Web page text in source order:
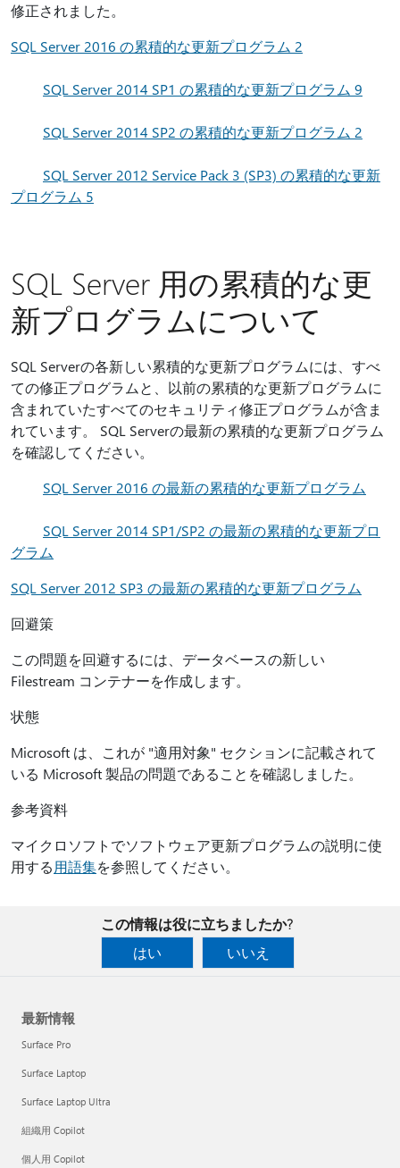
修正されました。
SQL Server 2016 の累積的な更新プログラム 2
SQL Server 2014 SP1 の累積的な更新プログラム 9
SQL Server 2014 SP2 の累積的な更新プログラム 2
SQL Server 2012 Service Pack 3 (SP3) の累積的な更新
プログラム 5
SQL Server 用の累積的な更
新プログラムについて
SQL Serverの各新しい累積的な更新プログラムには、すべ
ての修正プログラムと、以前の累積的な更新プログラムに
含まれていたすべてのセキュリティ修正プログラムが含ま
れています。 SQL Serverの最新の累積的な更新プログラム
を確認してください。
SQL Server 2016 の最新の累積的な更新プログラム
SQL Server 2014 SP1/SP2 の最新の累積的な更新プロ
グラム
SQL Server 2012 SP3 の最新の累積的な更新プログラム
回避策
この問題を回避するには、データベースの新しい
Filestream コンテナーを作成します。
状態
Microsoft は、これが "適用対象" セクションに記載されて
いる Microsoft 製品の問題であることを確認しました。
参考資料
マイクロソフトでソフトウェア更新プログラムの説明に使
用する用語集を参照してください。
この情報は役に立ちましたか?
はい
いいえ
最新情報
Surface Pro
Surface Laptop
Surface Laptop Ultra
組織用 Copilot
個人用 Copilot